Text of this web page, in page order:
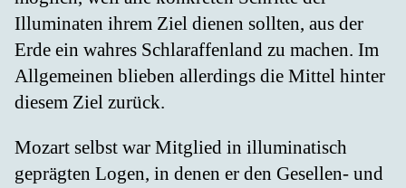
Illuminaten ihrem Ziel dienen sollten, aus der
Erde ein wahres Schlaraffenland zu machen. Im
Allgemeinen blieben allerdings die Mittel hinter
diesem Ziel zurück.
Mozart selbst war Mitglied in illuminatisch
geprägten Logen, in denen er den Gesellen- und